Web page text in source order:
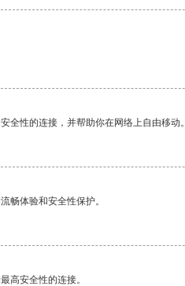
全性的连接，并帮助你在网络上自由移动。
畅体验和安全性保护。
高安全性的连接。